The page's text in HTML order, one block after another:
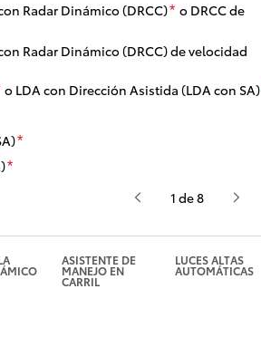
Radar Dinámico (DRCC)* o DRCC de
Radar Dinámico (DRCC) de velocidad
o LDA con Dirección Asistida (LDA con SA)
*
*
1 de 8
ASISTENTE DE
MANEJO EN
CARRIL
LUCES ALTAS
AUTOMÁTICAS